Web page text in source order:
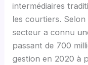
intermédiaires
les courtiers.
secteur a connu
passant de 700
gestion en 2020 à